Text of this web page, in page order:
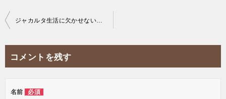
投
ー
ジャカルタ生活に欠かせない一番お得なSIMカードを紹介！【徹底比較】
コメントを残す
名前 必須